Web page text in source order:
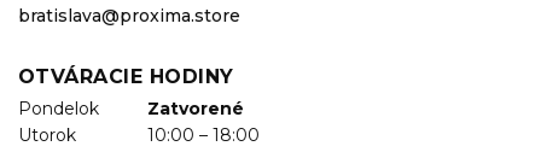
bratislava@proxima.store
OTVÁRACIE HODINY
Pondelok
Zatvorené
Utorok
10:00 – 18:00